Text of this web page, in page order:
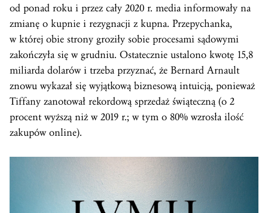
od ponad roku i przez cały 2020 r. media informowały na
zmianę o kupnie i rezygnacji z kupna. Przepychanka,
w której obie strony groziły sobie procesami sądowymi
zakończyła się w grudniu. Ostatecznie ustalono kwotę 15,8
miliarda dolarów i trzeba przyznać, że Bernard Arnault
znowu wykazał się wyjątkową biznesową intuicją, ponieważ
Tiffany zanotował rekordową sprzedaż świąteczną (o 2
procent wyższą niż w 2019 r.; w tym o 80% wzrosła ilość
zakupów online).